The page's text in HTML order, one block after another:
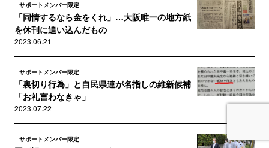
サポートメンバー限定
「同情するなら金をくれ」…大阪唯一の地方紙
を休刊に追い込んだもの
2023.06.21
サポートメンバー限定
「裏切り行為」と自民県連が名指しの維新候補
「お礼言わなきゃ」
2023.07.22
サポートメンバー限定